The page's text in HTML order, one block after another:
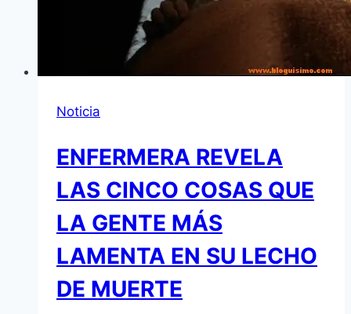
Noticia
ENFERMERA REVELA
LAS CINCO COSAS QUE
LA GENTE MÁS
LAMENTA EN SU LECHO
DE MUERTE